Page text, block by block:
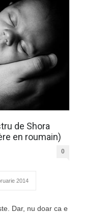
de Shora
en roumain)
0
2014
Dar, nu doar ca e